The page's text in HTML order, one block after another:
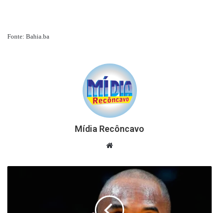
Fonte: Bahia.ba
Mídia Recôncavo
Website